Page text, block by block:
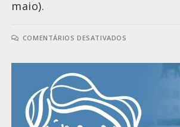
maio).
COMENTÁRIOS DESATIVADOS